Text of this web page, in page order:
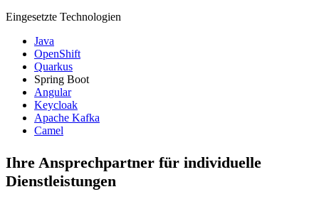
Eingesetzte Technologien
Java
OpenShift
Quarkus
Spring Boot
Angular
Keycloak
Apache Kafka
Camel
Ihre Ansprechpartner für individuelle
Dienstleistungen